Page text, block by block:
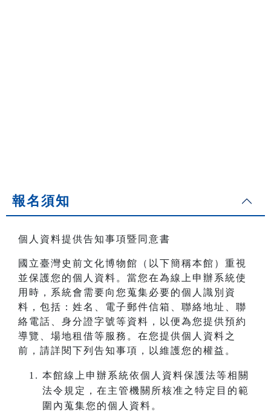
報名須知
個人資料提供告知事項暨同意書
國立臺灣史前文化博物館（以下簡稱本館）重視
並保護您的個人資料。當您在為線上申辦系統使
用時，系統會需要向您蒐集必要的個人識別資
料，包括：姓名、電子郵件信箱、聯絡地址、聯
絡電話、身分證字號等資料，以便為您提供預約
導覽、場地租借等服務。在您提供個人資料之
前，請詳閱下列告知事項，以維護您的權益。
本館線上申辦系統依個人資料保護法等相關
法令規定，在主管機關所核准之特定目的範
圍內蒐集您的個人資料。